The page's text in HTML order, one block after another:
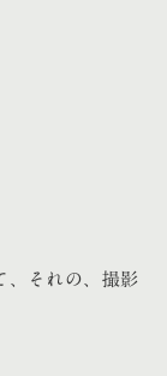
、それの、撮影